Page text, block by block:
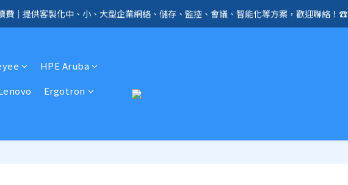
用卡手續費、購物滿 HK$1000，即享免運優惠！（SSD、HDD、UPS 除外）🛍️
｜提供客製化中、小、大型企業網絡、儲存、監控、會議、智能化等方案，歡迎聯絡！☎️
HPE Aruba
Ergotron